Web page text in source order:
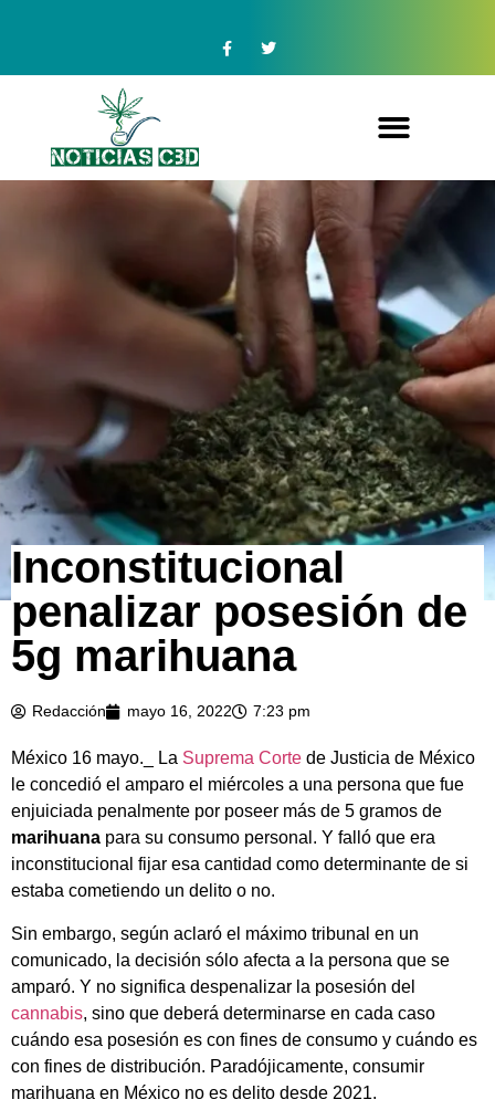
Inconstitucional
penalizar posesión de
5g marihuana
Redacción mayo 16, 2022 7:23 pm
México 16 mayo._ La Suprema Corte de Justicia de México
le concedió el amparo el miércoles a una persona que fue
enjuiciada penalmente por poseer más de 5 gramos de
marihuana para su consumo personal. Y falló que era
inconstitucional fijar esa cantidad como determinante de si
estaba cometiendo un delito o no.
Sin embargo, según aclaró el máximo tribunal en un
comunicado, la decisión sólo afecta a la persona que se
amparó. Y no significa despenalizar la posesión del
cannabis, sino que deberá determinarse en cada caso
cuándo esa posesión es con fines de consumo y cuándo es
con fines de distribución. Paradójicamente, consumir
marihuana en México no es delito desde 2021.